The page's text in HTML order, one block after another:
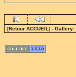
[Retour ACCUEIL] - Gallery: